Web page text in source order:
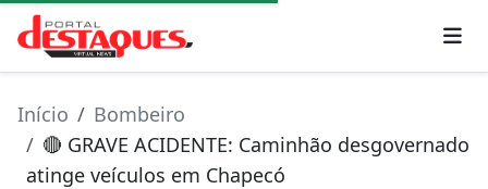
Início
Bombeiro
🔴 GRAVE ACIDENTE: Caminhão desgovernado
atinge veículos em Chapecó